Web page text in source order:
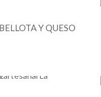
Y QUESO